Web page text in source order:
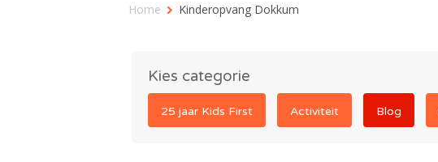
Home Kinderopvang Dokkum
Kies categorie
25 jaar Kids First Activiteit Blog